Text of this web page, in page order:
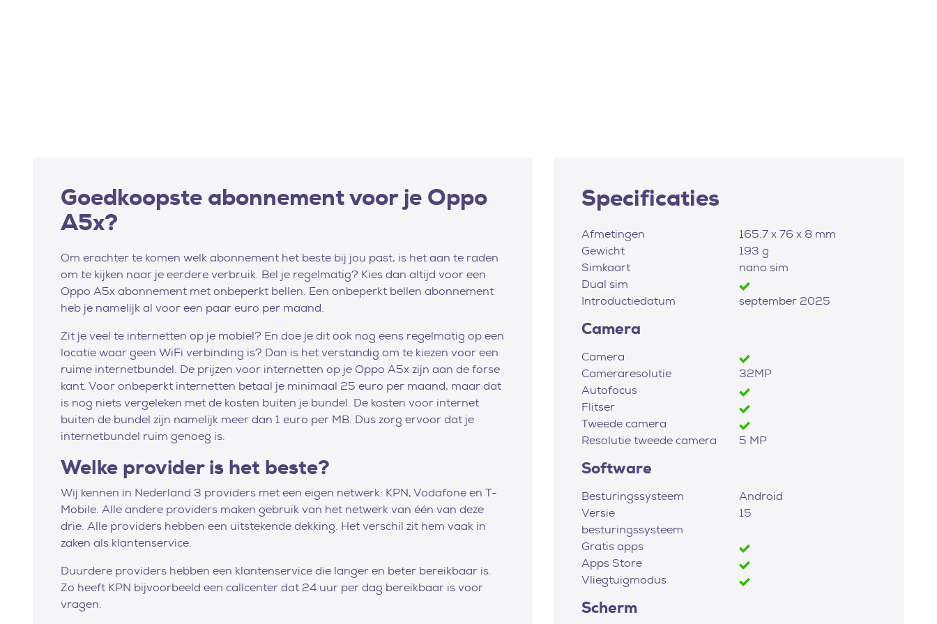
Goedkoopste abonnement voor je Oppo
A5x?
Om erachter te komen welk abonnement het beste bij jou past, is het aan te raden
om te kijken naar je eerdere verbruik. Bel je regelmatig? Kies dan altijd voor een
Oppo A5x abonnement met onbeperkt bellen. Een onbeperkt bellen abonnement
heb je namelijk al voor een paar euro per maand.
Zit je veel te internetten op je mobiel? En doe je dit ook nog eens regelmatig op een
locatie waar geen WiFi verbinding is? Dan is het verstandig om te kiezen voor een
ruime internetbundel. De prijzen voor internetten op je Oppo A5x zijn aan de forse
kant. Voor onbeperkt internetten betaal je minimaal 25 euro per maand, maar dat
is nog niets vergeleken met de kosten buiten je bundel. De kosten voor internet
buiten de bundel zijn namelijk meer dan 1 euro per MB. Dus zorg ervoor dat je
internetbundel ruim genoeg is.
Welke provider is het beste?
Wij kennen in Nederland 3 providers met een eigen netwerk: KPN, Vodafone en T-
Mobile. Alle andere providers maken gebruik van het netwerk van één van deze
drie. Alle providers hebben een uitstekende dekking. Het verschil zit hem vaak in
zaken als klantenservice.
Duurdere providers hebben een klantenservice die langer en beter bereikbaar is.
Zo heeft KPN bijvoorbeeld een callcenter dat 24 uur per dag bereikbaar is voor
vragen.
Specificaties
Afmetingen
165.7 x 76 x 8 mm
Gewicht
193 g
Simkaart
nano sim
Dual sim
Introductiedatum
september 2025
Camera
Camera
Cameraresolutie
32MP
Autofocus
Flitser
Tweede camera
Resolutie tweede camera
5 MP
Software
Besturingssysteem
Android
Versie
besturingssysteem
15
Gratis apps
Apps Store
Vliegtuigmodus
Scherm